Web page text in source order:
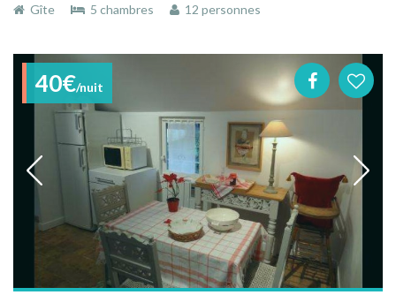
Gîte
5 chambres 12 personnes
40€/nuit